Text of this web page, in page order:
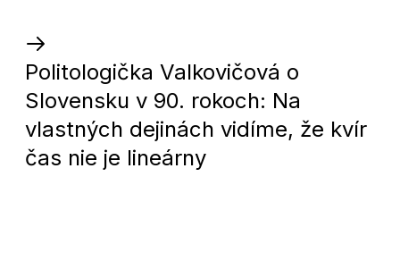
Politologička Valkovičová o
Slovensku v 90. rokoch: Na
vlastných dejinách vidíme, že kvír
čas nie je lineárny